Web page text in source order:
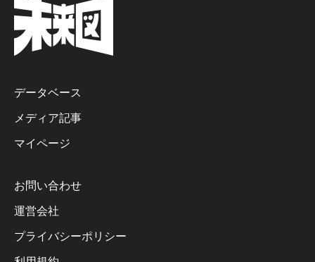
データベース
メディア記事
マイページ
お問い合わせ
運営会社
プライバシーポリシー